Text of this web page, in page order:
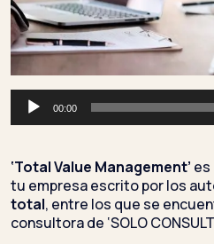
Reproductor
00:00
‘Total Value Management’ es
tu empresa escrito por los
total, entre los que se
consultora de ‘SOLO